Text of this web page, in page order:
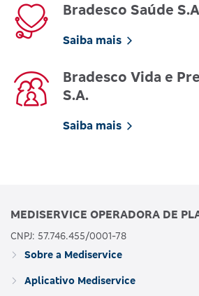
Bradesco Saúde
Saiba mais
Bradesco Vida e
S.A.
Saiba mais
MEDISERVICE OPERADORA DE
CNPJ: 57.746.455/0001-78
Sobre a Mediservice
Aplicativo Mediservice